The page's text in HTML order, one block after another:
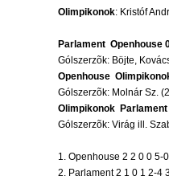
Olimpikonok: Kristóf
Parlament  Openhouse
Gólszerzõk: Böjte,
Openhouse 
Gólszerzõk: Molnár Sz.
Olimpikonok 
Gólszerzõk: Virág ill.
1. Openhouse 2 2 0 0 5-
2. Parlament 2 1 0 1 2-4